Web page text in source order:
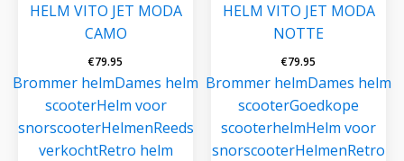
HELM VITO JET MODA
CAMO
€79.95
Brommer helmDames helm
scooterHelm voor
snorscooterHelmenReeds
verkochtRetro helm
HELM VITO JET MODA
NOTTE
€79.95
Brommer helmDames helm
scooterGoedkope
scooterhelmHelm voor
snorscooterHelmenRetro